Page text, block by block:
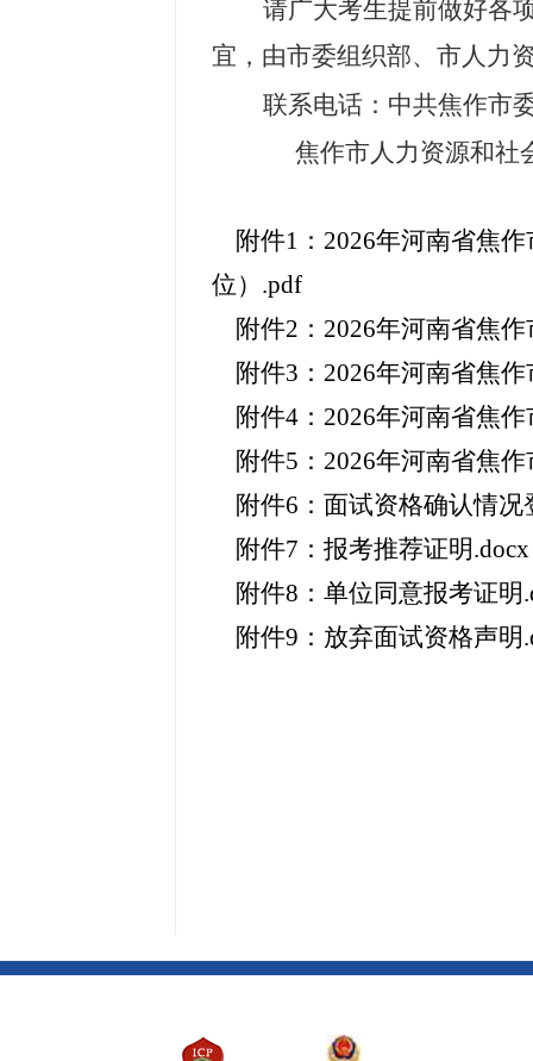
请广大考生提前做好各
宜，由市委组织部、市人力
联系电话：中共焦作市
焦作市人力资源和社
附件1：2026年河南省焦
位）.pdf
附件2：2026年河南省焦
附件3：2026年河南省焦
附件4：2026年河南省焦
附件5：2026年河南省焦
附件6：面试资格确认情况
附件7：报考推荐证明.docx
附件8：单位同意报考证明
附件9：放弃面试资格声明